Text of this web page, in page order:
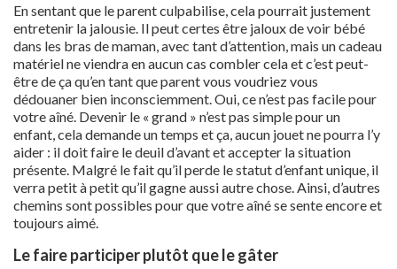
En sentant que le parent culpabilise, cela pourrait justement
entretenir la jalousie. Il peut certes être jaloux de voir bébé
dans les bras de maman, avec tant d’attention, mais un cadeau
matériel ne viendra en aucun cas combler cela et c’est peut-
être de ça qu’en tant que parent vous voudriez vous
dédouaner bien inconsciemment. Oui, ce n’est pas facile pour
votre aîné. Devenir le « grand » n’est pas simple pour un
enfant, cela demande un temps et ça, aucun jouet ne pourra l’y
aider : il doit faire le deuil d’avant et accepter la situation
présente. Malgré le fait qu’il perde le statut d’enfant unique, il
verra petit à petit qu’il gagne aussi autre chose. Ainsi, d’autres
chemins sont possibles pour que votre aîné se sente encore et
toujours aimé.
Le faire participer plutôt que le gâter